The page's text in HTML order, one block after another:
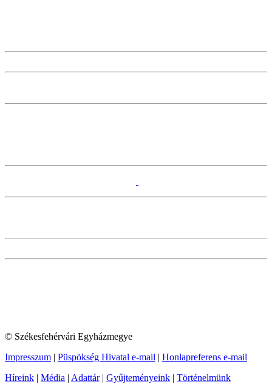
© Székesfehérvári Egyházmegye
Impresszum | Püspökség Hivatal e-mail | Honlapreferens e-mail
Híreink | Média | Adattár| Gyűjteményeink | Történelmünk